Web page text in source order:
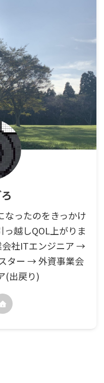
なったのをきっかけ
越しQOL上がりま
社ITエンジニア →
ター → 外資事業会
(出戻り)